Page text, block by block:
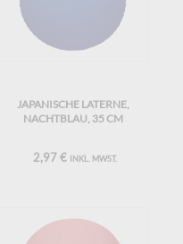
JAPANISCHE LATERNE,
NACHTBLAU, 35 CM
2,97 € INKL. MWST.